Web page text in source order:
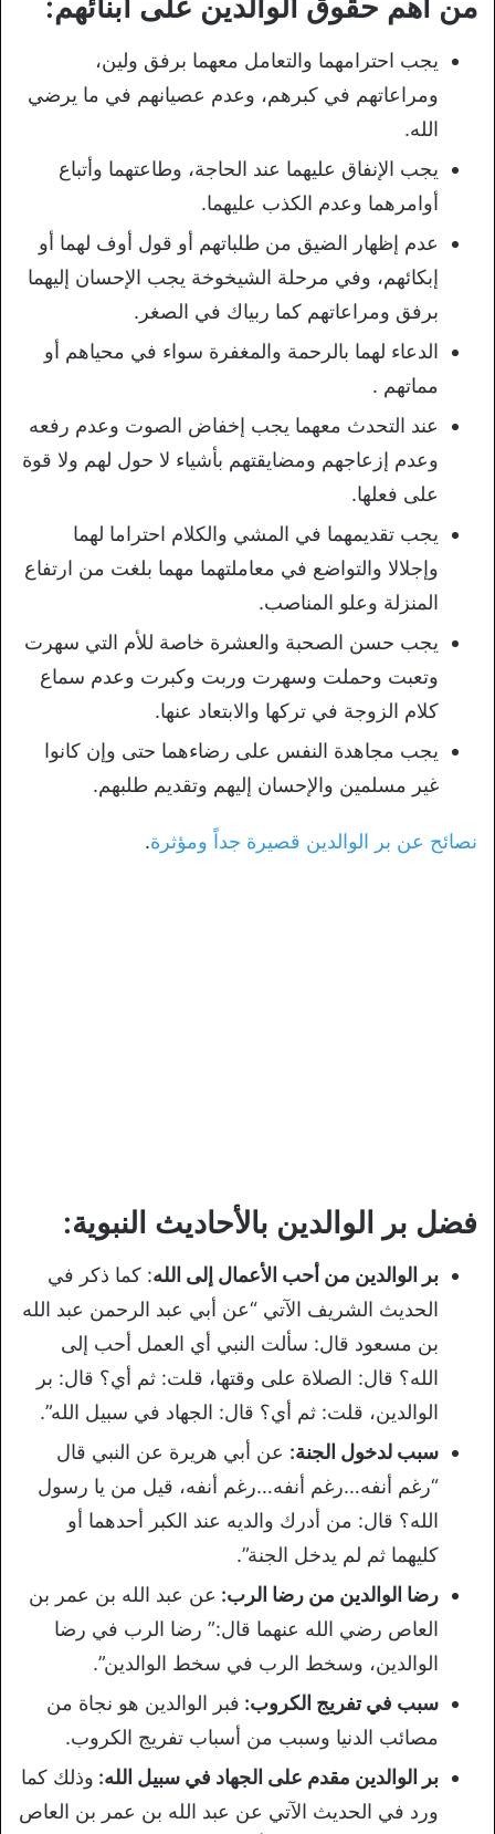
يجب احترامهما والتعامل معهما برفق ولين،
ومراعاتهم في كبرهم، وعدم عصيانهم في ما يرضي
الله.
يجب الإنفاق عليهما عند الحاجة، وطاعتهما وأتباع
أوامرهما وعدم الكذب عليهما.
عدم إظهار الضيق من طلباتهم أو قول أوف لهما أو
إبكائهم، وفي مرحلة الشيخوخة يجب الإحسان إليهما
برفق ومراعاتهم كما ربياك في الصغر.
الدعاء لهما بالرحمة والمغفرة سواء في محياهم أو
مماتهم .
عند التحدث معهما يجب إخفاض الصوت وعدم رفعه
وعدم إزعاجهم ومضايقتهم بأشياء لا حول لهم ولا قوة
على فعلها.
يجب تقديمهما في المشي والكلام احتراما لهما
وإجلالا والتواضع في معاملتهما مهما بلغت من ارتفاع
المنزلة وعلو المناصب.
يجب حسن الصحبة والعشرة خاصة للأم التي سهرت
وتعبت وحملت وسهرت وربت وكبرت وعدم سماع
كلام الزوجة في تركها والابتعاد عنها.
يجب مجاهدة النفس على رضاءهما حتى وإن كانوا
غير مسلمين والإحسان إليهم وتقديم طلبهم.
نصائح عن بر الوالدين قصيرة جداً ومؤثرة.
فضل بر الوالدين بالأحاديث النبوية:
بر الوالدين من أحب الأعمال إلى الله: كما ذكر في
الحديث الشريف الآتي “عن أبي عبد الرحمن عبد الله
بن مسعود قال: سألت النبي أي العمل أحب إلى
الله؟ قال: الصلاة على وقتها، قلت: ثم أي؟ قال: بر
الوالدين، قلت: ثم أي؟ قال: الجهاد في سبيل الله”.
سبب لدخول الجنة: عن أبي هريرة عن النبي قال
“رغم أنفه…رغم أنفه…رغم أنفه، قيل من يا رسول
الله؟ قال: من أدرك والديه عند الكبر أحدهما أو
كليهما ثم لم يدخل الجنة”.
رضا الوالدين من رضا الرب: عن عبد الله بن عمر بن
العاص رضي الله عنهما قال:” رضا الرب في رضا
الوالدين، وسخط الرب في سخط الوالدين”.
سبب في تفريج الكروب: فبر الوالدين هو نجاة من
مصائب الدنيا وسبب من أسباب تفريج الكروب.
بر الوالدين مقدم على الجهاد في سبيل الله: وذلك كما
ورد في الحديث الآتي عن عبد الله بن عمر بن العاص